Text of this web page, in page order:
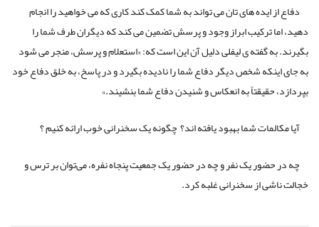
دفاع از ایده های تان می تواند به شما کمک کند کاری که می خواهید را انجام
دهید، اما ترکیب ابراز وجود و پرسش تضمین می کند که دیگران طرف شما را
بگیرند. به گفته ی لیفلی دلیل آن این است که: «استعلام و پرسش، منجر می شود
به جای اینکه شخص دیگر دفاع شما را نادیده بگیرد و در پاسخ، به خلق دفاع خود
بپردازد، حقیقتاً به انعکاس و شنیدن دفاع شما بنشیند.»
آیا مکالمات شما بهبود یافته اند؟ چگونه یک سخنرانی خوب ارائه کنیم ؟
چه در حضور یک نفر و چه در حضور یک جمعیت پنجاه نفره، می‌توان بر ترس و
خجالت ناشی از سخنرانی غلبه کرد.